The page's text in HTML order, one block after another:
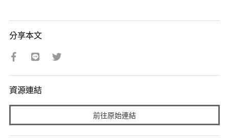
分享本文
資源連結
前往原始連結